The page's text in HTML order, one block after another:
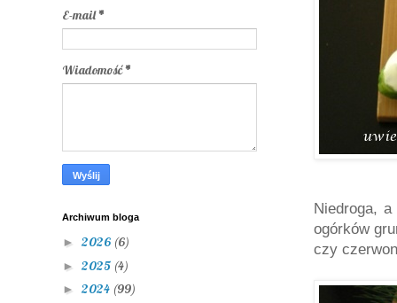
Niedroga,
ogórków
czy
E-mail*
Wiadomość*
Archiwum bloga
► 2026 (6)
► 2025 (4)
► 2024 (99)